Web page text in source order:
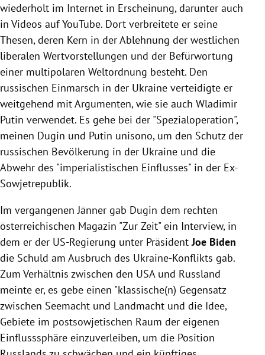
wiederholt im Internet in Erscheinung, darunter auch
in Videos auf YouTube. Dort verbreitete er seine
Thesen, deren Kern in der Ablehnung der westlichen
liberalen Wertvorstellungen und der Befürwortung
einer multipolaren Weltordnung besteht. Den
russischen Einmarsch in der Ukraine verteidigte er
weitgehend mit Argumenten, wie sie auch Wladimir
Putin verwendet. Es gehe bei der "Spezialoperation",
meinen Dugin und Putin unisono, um den Schutz der
russischen Bevölkerung in der Ukraine und die
Abwehr des "imperialistischen Einflusses" in der Ex-
Sowjetrepublik.
Im vergangenen Jänner gab Dugin dem rechten
österreichischen Magazin "Zur Zeit" ein Interview, in
dem er der US-Regierung unter PräsidentJoe Biden
die Schuld am Ausbruch des Ukraine-Konflikts gab.
Zum Verhältnis zwischen den USA und Russland
meinte er, es gebe einen "klassische(n) Gegensatz
zwischen Seemacht und Landmacht und die Idee,
Gebiete im postsowjetischen Raum der eigenen
Einflusssphäre einzuverleiben, um die Position